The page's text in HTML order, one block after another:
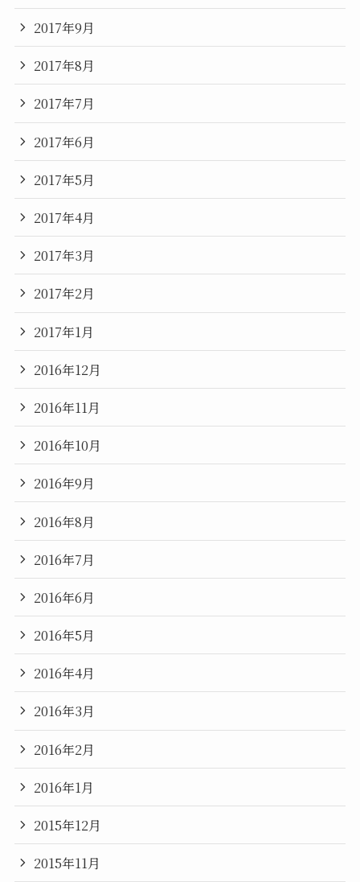
2017年9月
2017年8月
2017年7月
2017年6月
2017年5月
2017年4月
2017年3月
2017年2月
2017年1月
2016年12月
2016年11月
2016年10月
2016年9月
2016年8月
2016年7月
2016年6月
2016年5月
2016年4月
2016年3月
2016年2月
2016年1月
2015年12月
2015年11月